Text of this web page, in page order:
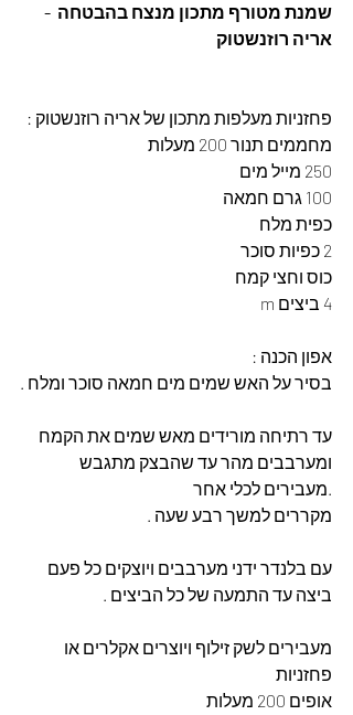
שמנת מטורף מתכון מנצח בהבטחה  -
אריה רוזנשטוק
פחזניות מעלפות מתכון של אריה רוזנשטוק :
מחממים תנור 200 מעלות
250 מייל מים
100 גרם חמאה
כפית מלח
2 כפיות סוכר
כוס וחצי קמח
4 ביצים m
אפון הכנה :
בסיר על האש שמים מים חמאה סוכר ומלח .
עד רתיחה מורידים מאש שמים את הקמח
ומערבבים מהר עד שהבצק מתגבש
.מעבירים לכלי אחר
מקררים למשך רבע שעה .
עם בלנדר ידני מערבבים ויוצקים כל פעם
ביצה עד התמעה של כל הביצים .
מעבירים לשק זילוף ויוצרים אקלרים או
פחזניות
אופים 200 מעלות